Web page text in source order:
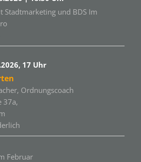
Stadtmarketing und BDS Im
17 Uhr
Ordnungscoach
37a,
Februar